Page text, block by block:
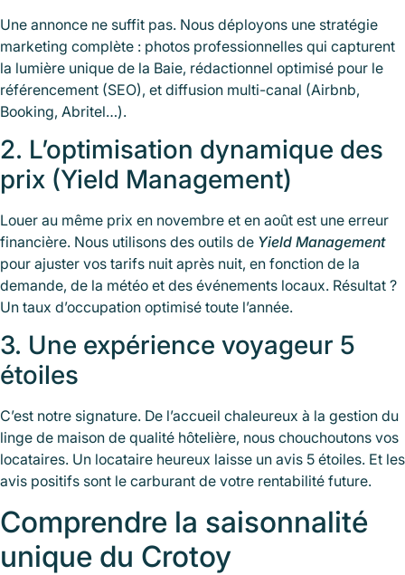
Une annonce ne suffit pas. Nous déployons une stratégie
marketing complète : photos professionnelles qui capturent
la lumière unique de la Baie, rédactionnel optimisé pour le
référencement (SEO), et diffusion multi-canal (Airbnb,
Booking, Abritel…).
2. L’optimisation dynamique des
prix (Yield Management)
Louer au même prix en novembre et en août est une erreur
financière. Nous utilisons des outils de Yield Management
pour ajuster vos tarifs nuit après nuit, en fonction de la
demande, de la météo et des événements locaux. Résultat ?
Un taux d’occupation optimisé toute l’année.
3. Une expérience voyageur 5
étoiles
C’est notre signature. De l’accueil chaleureux à la gestion du
linge de maison de qualité hôtelière, nous chouchoutons vos
locataires. Un locataire heureux laisse un avis 5 étoiles. Et les
avis positifs sont le carburant de votre rentabilité future.
Comprendre la saisonnalité
unique du Crotoy